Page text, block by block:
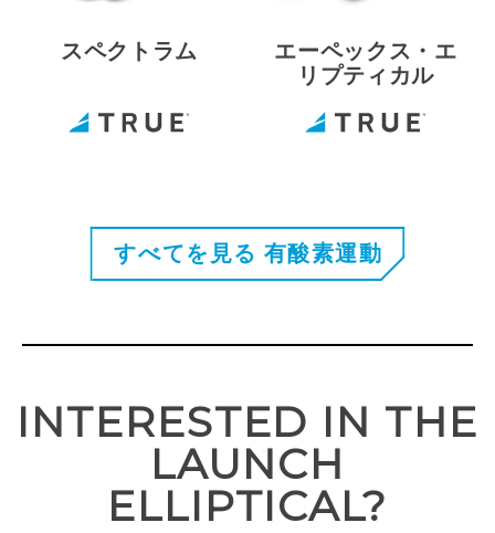
スペクトラム
エーペックス・エ
リプティカル
すべてを見る 有酸素運動
INTERESTED IN THE
LAUNCH
ELLIPTICAL?